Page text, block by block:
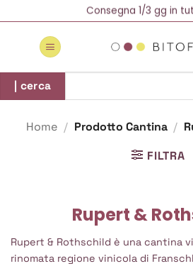
ai
contenuti
Spedizione Gratuita
Consegna 1/3 gg in
Newsletter = 5% di
| cerca
Home / Prodotto Cantina /
FILTRA
Rupert &
Rupert & Rothschild è una cantina
rinomata regione vinicola di